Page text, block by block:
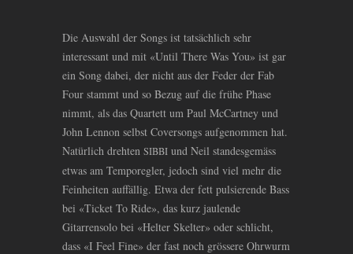
Die Auswahl der Songs ist tatsächlich sehr
interessant und mit «Until There Was You» ist gar
ein Song dabei, der nicht aus der Feder der Fab
Four stammt und so Bezug auf die frühe Phase
nimmt, als das Quartett um Paul McCartney und
John Lennon selbst Coversongs aufgenommen hat.
Natürlich drehten SIBBI und Neil standesgemäss
etwas am Temporegler, jedoch sind viel mehr die
Feinheiten auffällig. Etwa der fett pulsierende Bass
bei «Ticket To Ride», das kurz jaulende
Gitarrensolo bei «Helter Skelter» oder schlicht,
dass «I Feel Fine» der fast noch grössere Ohrwurm